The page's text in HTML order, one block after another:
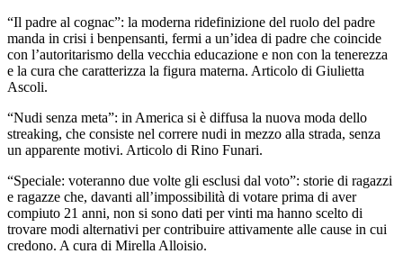
“Il padre al cognac”: la moderna ridefinizione del ruolo del padre
manda in crisi i benpensanti, fermi a un’idea di padre che coincide
con l’autoritarismo della vecchia educazione e non con la tenerezza
e la cura che caratterizza la figura materna. Articolo di Giulietta
Ascoli.
“Nudi senza meta”: in America si è diffusa la nuova moda dello
streaking, che consiste nel correre nudi in mezzo alla strada, senza
un apparente motivi. Articolo di Rino Funari.
“Speciale: voteranno due volte gli esclusi dal voto”: storie di ragazzi
e ragazze che, davanti all’impossibilità di votare prima di aver
compiuto 21 anni, non si sono dati per vinti ma hanno scelto di
trovare modi alternativi per contribuire attivamente alle cause in cui
credono. A cura di Mirella Alloisio.